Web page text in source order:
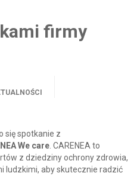
firmy
się spotkanie z
We care . CARENEA to
z dziedziny ochrony zdrowia,
ludzkimi, aby skutecznie radzić